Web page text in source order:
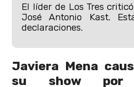
El líder de Los Tres
José Antonio Kast.
declaraciones.
Javiera Mena
su show